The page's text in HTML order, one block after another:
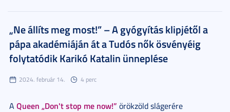
„Ne állíts meg most!” – A gyógyítás klipjétől a
pápa akadémiáján át a Tudós nők ösvényéig
folytatódik Karikó Katalin ünneplése
2024. február 14. 4 perc
A Queen „Don't stop me now!” örökzöld slágerére